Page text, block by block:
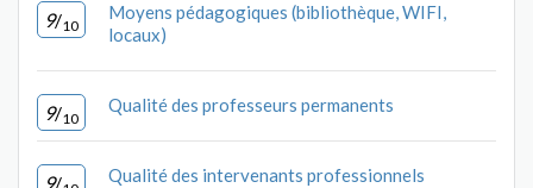
9/10
Moyens pédagogiques (bibliothèque, WIFI,
locaux)
9/10
Qualité des professeurs permanents
9/
Qualité des intervenants professionnels